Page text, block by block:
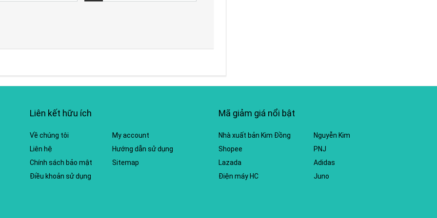
Liên kết hữu ích
Về chúng tôi
Liên hệ
Chính sách bảo mật
Điều khoản sử dụng
My account
Hướng dẫn sử dụng
Sitemap
Mã giảm giá nổi bật
Nhà xuất bản Kim Đồng
Shopee
Lazada
Điện máy HC
Nguyễn Kim
PNJ
Adidas
Juno